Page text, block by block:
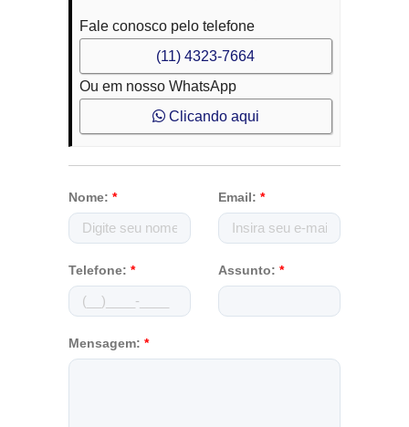
Fale conosco pelo telefone
(11) 4323-7664
Ou em nosso WhatsApp
Clicando aqui
Nome: * Email: *
Telefone: * Assunto: *
Mensagem: *